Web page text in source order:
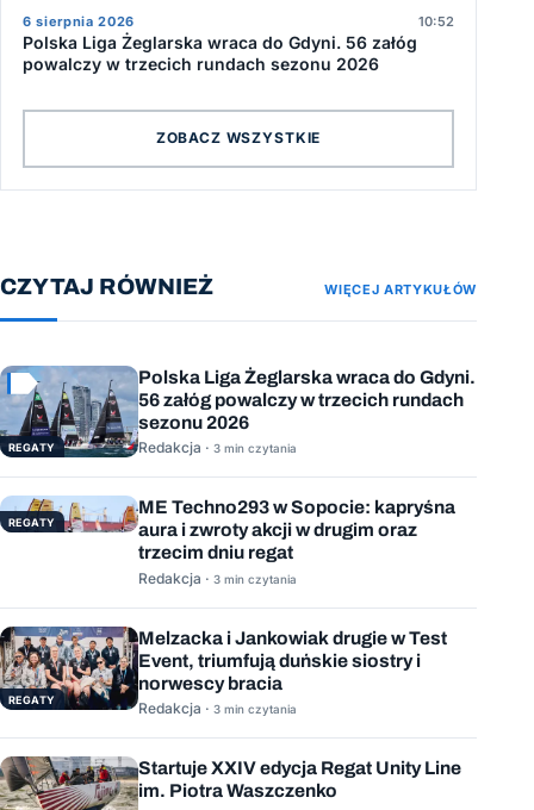
6 sierpnia 2026 10:52
Polska Liga Żeglarska wraca do Gdyni. 56 załóg
powalczy w trzecich rundach sezonu 2026
ZOBACZ WSZYSTKIE
CZYTAJ RÓWNIEŻ WIĘCEJ ARTYKUŁÓW
REGATY
Polska Liga Żeglarska wraca do Gdyni.
56 załóg powalczy w trzecich rundach
sezonu 2026
Redakcja · 3 min czytania
REGATY
ME Techno293 w Sopocie: kapryśna
aura i zwroty akcji w drugim oraz
trzecim dniu regat
Redakcja · 3 min czytania
REGATY
Melzacka i Jankowiak drugie w Test
Event, triumfują duńskie siostry i
norwescy bracia
Redakcja · 3 min czytania
Startuje XXIV edycja Regat Unity Line
im. Piotra Waszczenko